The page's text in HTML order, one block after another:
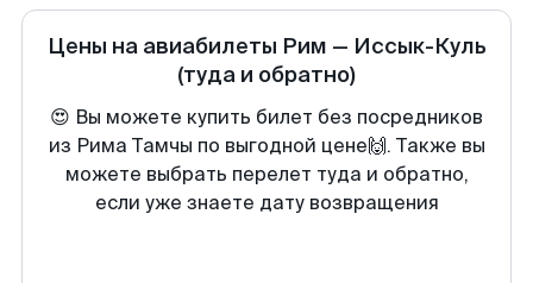
Цены на авиабилеты Рим — Иссык-Куль
(туда и обратно)
😍 Вы можете купить билет без посредников
из Рима Тамчы по выгодной цене🙌. Также вы
можете выбрать перелет туда и обратно,
если уже знаете дату возвращения